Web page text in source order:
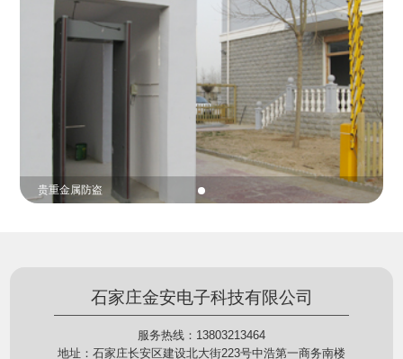
监督、公路铁路等各个领域。
贵重金属防盗
石家庄金安电子科技有限公司
服务热线：13803213464
地址：石家庄长安区建设北大街223号中浩第一商务南楼